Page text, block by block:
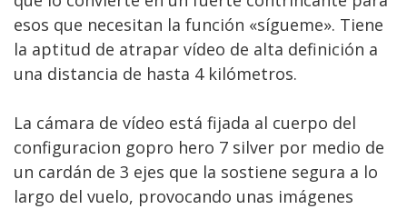
esos que necesitan la función «sígueme». Tiene
la aptitud de atrapar vídeo de alta definición a
una distancia de hasta 4 kilómetros.
La cámara de vídeo está fijada al cuerpo del
configuracion gopro hero 7 silver por medio de
un cardán de 3 ejes que la sostiene segura a lo
largo del vuelo, provocando unas imágenes